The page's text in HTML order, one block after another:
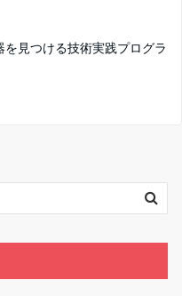
見つける技術実践プログラ